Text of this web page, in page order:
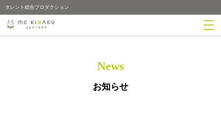
タレント総合プロダクション
News
お知らせ